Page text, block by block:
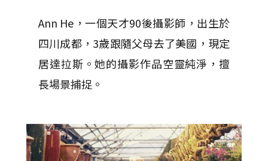
Ann He，一個天才90後攝影師，出生於
四川成都，3歲跟隨父母去了美國，現定
居達拉斯。她的攝影作品空靈純淨，擅
長場景捕捉。